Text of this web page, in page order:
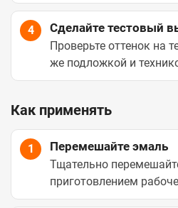
4 Сделайте тестовый
Проверьте оттенок на
же подложкой и
Как применять
1 Перемешайте эмаль
Тщательно
приготовлением